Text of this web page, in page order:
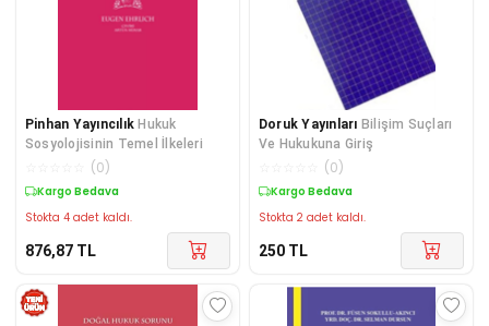
Pinhan Yayıncılık Hukuk
Sosyolojisinin Temel İlkeleri
(0)
Kargo Bedava
Stokta 4 adet kaldı.
876,87 TL
Doruk Yayınları Bilişim Suçları
Ve Hukukuna Giriş
(0)
Kargo Bedava
Stokta 2 adet kaldı.
250 TL